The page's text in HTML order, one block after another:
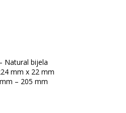
Natural bijela
mm x 22 mm
– 205 mm